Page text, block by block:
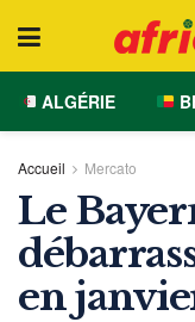
ALGÉRIE
Accueil Mercato
Le
en